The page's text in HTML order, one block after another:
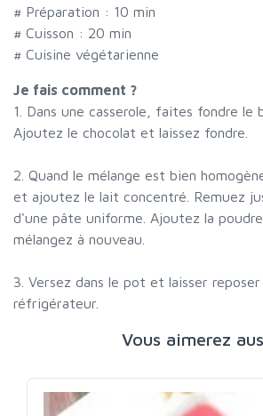
# Préparation : 10 min
# Cuisson : 20 min
# Cuisine végétarienne
Je fais comment ?
1. Dans une casserole, faites fondre le
Ajoutez le chocolat et laissez fondre.
2. Quand le mélange est bien
et ajoutez le lait concentré. Remuez
d'une pâte uniforme. Ajoutez la
mélangez à nouveau.
3. Versez dans le pot et laisser
réfrigérateur.
Vous aimerez